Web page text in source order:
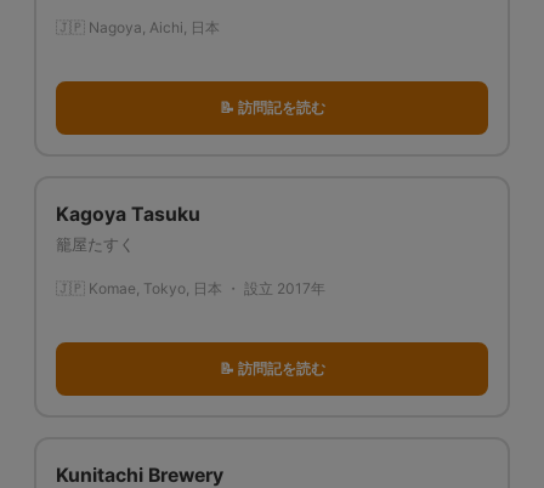
🇯🇵 Nagoya, Aichi, 日本
📝 訪問記を読む
Kagoya Tasuku
籠屋たすく
🇯🇵 Komae, Tokyo, 日本 ・ 設立 2017年
📝 訪問記を読む
Kunitachi Brewery